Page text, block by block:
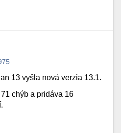
13 vyšla nová verzia 13.1.
chýb a pridáva 16